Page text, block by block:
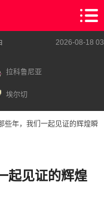
2026-08-18
拉科鲁尼亚
埃尔切
些年，我们一起见证的辉煌瞬
起见证的辉煌